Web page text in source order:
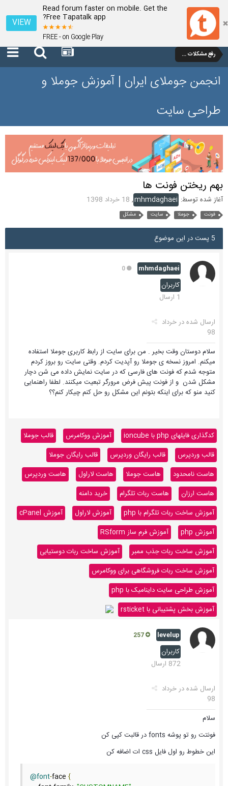
Read forum faster on mobile. Get the
Free Tapatalk app?
FREE - on Google Play
VIEW
رفع مشکلات و سوالات عمومی جوملا 3 تا 3.9
انجمن جوملای ایران | آموزش جوملا و
طراحی سایت
بهم ریختن فونت ها
آغاز شده توسط: mhmdaghaei
, 18 خرداد 1398
فونت جوملا سایت مشکل
5 پست در این موضوع
mhmdaghaei
کاربران
1 ارسال
ارسال شده درخرداد
98
سلام دوستان وقت بخیر . من برای سایت از رابط کاربری جوملا استفاده
میکنم. امروز نسخه ی جوملا رو آپدیت کردم. وقتی سایت رو بروز کردم
متوجه شدم که فونت های فارسی که در سایت نمایش داده می شن دچار
مشکل شدن و از فونت پیش فرض مرورگر تبعیت میکنند. لطفا راهنمایی
کنید منو که برای اینکه بتونم این مشکل رو حل کنم چیکار کنم؟؟
کدگذاری فایلهای php با ioncube آموزش ووکامرس
قالب جوملا
قالب وردپرس
قالب رایگان وردپرس
قالب رایگان جوملا
هاست نامحدود
هاست جوملا هاست لاراول
هاست وردپرس
هاست ارزان
هاست ربات تلگرام
خرید دامنه
آموزش ساخت ربات تلگرام با php
آموزش لاراول
آموزش cPanel
آموزش php
آموزش فرم ساز RSform
آموزش ساخت ربات جذب ممبر
آموزش ساخت ربات دوستیابی
آموزش ساخت ربات فروشگاهی برای ووکامرس
آموزش طراحی سایت داینامیک با php
آموزش بخش پشتیبانی با rsticket
levelup
کاربران
872 ارسال
ارسال شده درخرداد
98
سلام
فونتت رو تو پوشه fonts در قالبت کپی کن
این خطوط رو اول فایل css ات اضافه کن
@font-face {